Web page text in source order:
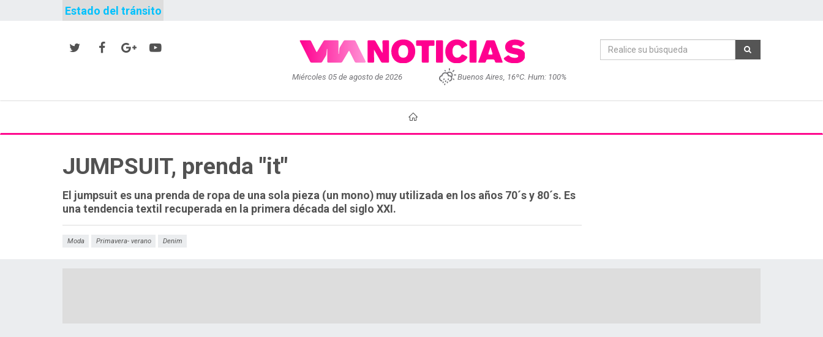
Estado del tránsito
Miércoles 05 de agosto de 2026 Buenos Aires, 16ºC. Hum: 100%
JUMPSUIT, prenda "it"
El jumpsuit es una prenda de ropa de una sola pieza (un mono) muy utilizada en los años 70´s y 80´s. Es
una tendencia textil recuperada en la primera década del siglo XXI.
Moda Primavera- verano Denim